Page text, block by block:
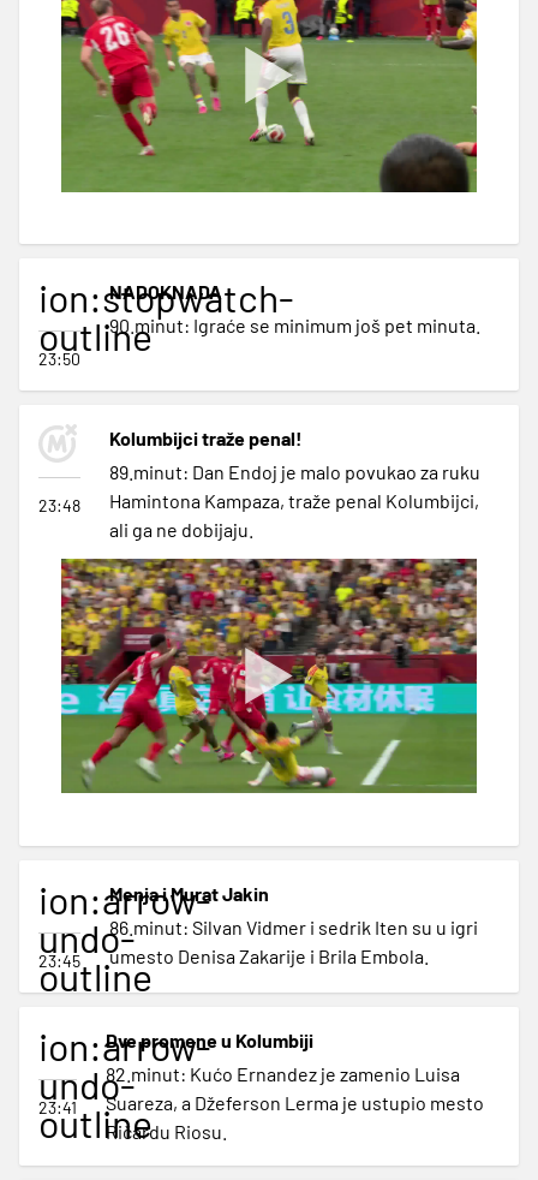
ion:stopwatch-
outline
23:50
NADOKNADA
90.minut: Igraće se minimum još pet minuta.
23:48
Kolumbijci traže penal!
89.minut: Dan Endoj je malo povukao za ruku
Hamintona Kampaza, traže penal Kolumbijci,
ali ga ne dobijaju.
ion:arrow-
undo-
outline
23:45
Menja i Murat Jakin
86.minut: Silvan Vidmer i sedrik Iten su u igri
umesto Denisa Zakarije i Brila Embola.
ion:arrow-
undo-
outline
23:41
Dve promene u Kolumbiji
82.minut: Kućo Ernandez je zamenio Luisa
Suareza, a Džeferson Lerma je ustupio mesto
Ričardu Riosu.